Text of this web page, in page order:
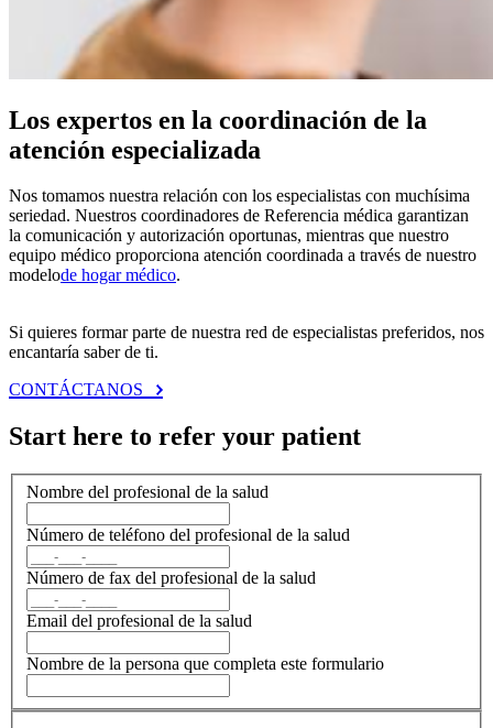
Los expertos en la coordinación de la
atención especializada
Nos tomamos nuestra relación con los especialistas con muchísima
seriedad. Nuestros coordinadores de Referencia médica garantizan
la comunicación y autorización oportunas, mientras que nuestro
equipo médico proporciona atención coordinada a través de nuestro
modelode hogar médico.
Si quieres formar parte de nuestra red de especialistas preferidos, nos
encantaría saber de ti.
CONTÁCTANOS
Start here to refer your patient
Nombre del profesional de la salud
Número de teléfono del profesional de la salud
Número de fax del profesional de la salud
Email del profesional de la salud
Nombre de la persona que completa este formulario